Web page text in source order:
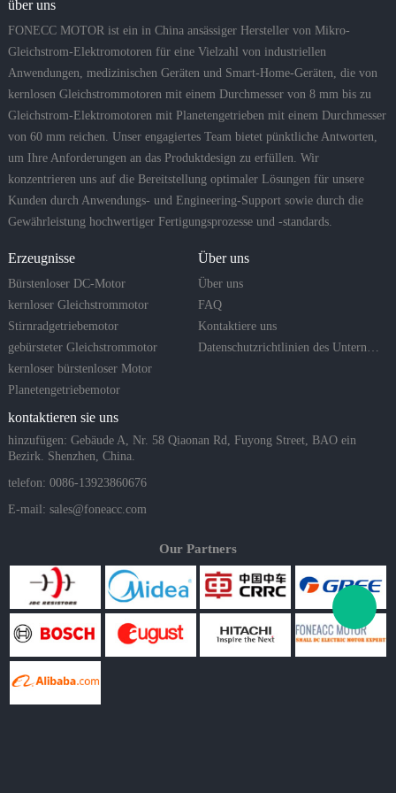
über uns
FONECC MOTOR ist ein in China ansässiger Hersteller von Mikro-
Gleichstrom-Elektromotoren für eine Vielzahl von industriellen
Anwendungen, medizinischen Geräten und Smart-Home-Geräten, die von
kernlosen Gleichstrommotoren mit einem Durchmesser von 8 mm bis zu
Gleichstrom-Elektromotoren mit Planetengetrieben mit einem Durchmesser
von 60 mm reichen. Unser engagiertes Team bietet pünktliche Antworten,
um Ihre Anforderungen an das Produktdesign zu erfüllen. Wir
konzentrieren uns auf die Bereitstellung optimaler Lösungen für unsere
Kunden durch Anwendungs- und Engineering-Support sowie durch die
Gewährleistung hochwertiger Fertigungsprozesse und -standards.
Erzeugnisse
Bürstenloser DC-Motor
kernloser Gleichstrommotor
Stirnradgetriebemotor
gebürsteter Gleichstrommotor
kernloser bürstenloser Motor
Planetengetriebemotor
Über uns
Über uns
FAQ
Kontaktiere uns
Datenschutzrichtlinien des Unternehmens
kontaktieren sie uns
hinzufügen: Gebäude A, Nr. 58 Qiaonan Rd, Fuyong Street, BAO ein
Bezirk. Shenzhen, China.
telefon: 0086-13923860676
E-mail: sales@foneacc.com
Our Partners